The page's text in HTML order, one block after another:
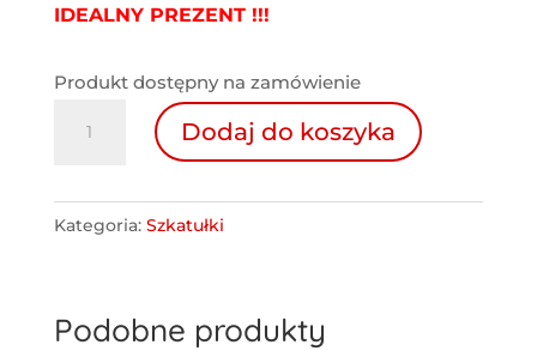
IDEALNY PREZENT !!!
Produkt dostępny na zamówienie
Dodaj do koszyka
Kategoria: Szkatułki
Podobne produkty